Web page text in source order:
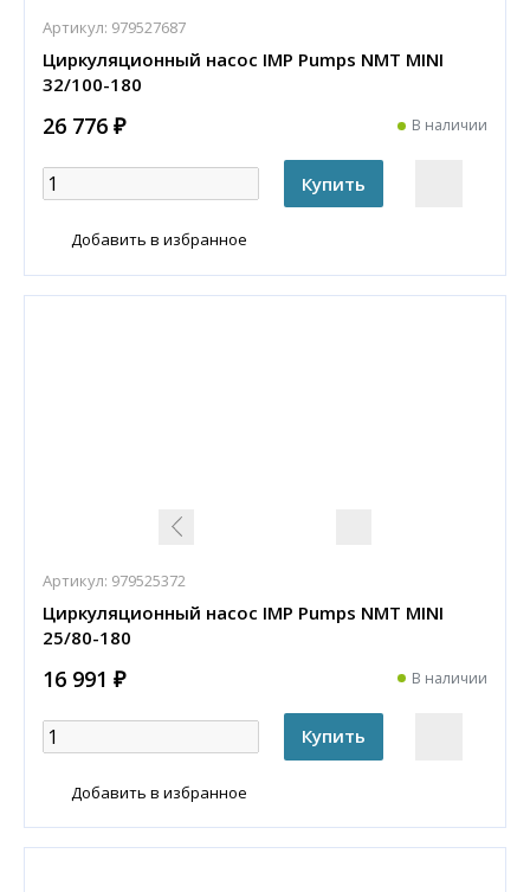
Артикул: 979527687
Циркуляционный насос IMP Pumps NMT MINI
32/100-180
26 776 ₽ В наличии
Добавить в избранное
Артикул: 979525372
Циркуляционный насос IMP Pumps NMT MINI
25/80-180
16 991 ₽ В наличии
Добавить в избранное